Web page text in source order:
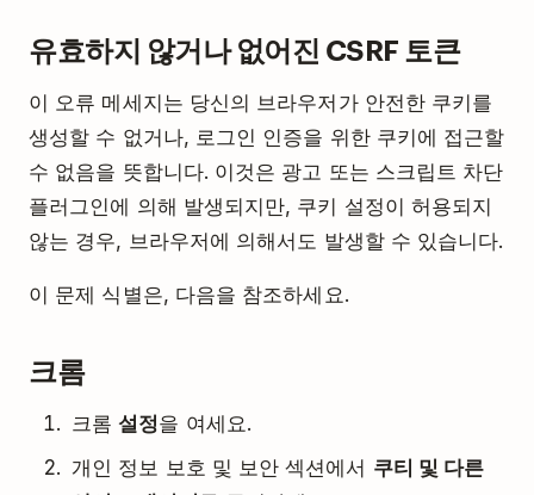
유효하지 않거나 없어진 CSRF 토큰
이 오류 메세지는 당신의 브라우저가 안전한 쿠키를
생성할 수 없거나, 로그인 인증을 위한 쿠키에 접근할
수 없음을 뜻합니다. 이것은 광고 또는 스크립트 차단
플러그인에 의해 발생되지만, 쿠키 설정이 허용되지
않는 경우, 브라우저에 의해서도 발생할 수 있습니다.
이 문제 식별은, 다음을 참조하세요.
크롬
크롬설정을 여세요.
개인 정보 보호 및 보안 섹션에서 쿠티 및 다른